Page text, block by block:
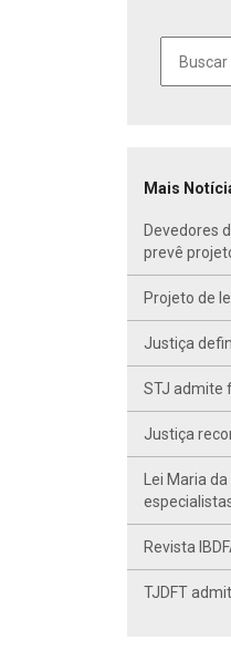
Mais
Devedores
prevê
Projeto de
Justiça
STJ admite
Justiça
Lei Maria
Revista
TJDFT